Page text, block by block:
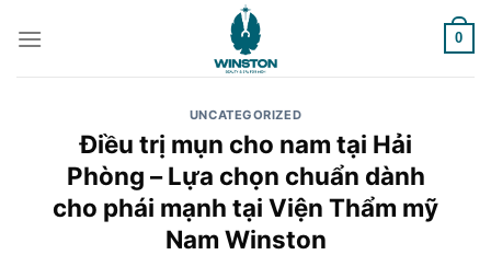
0
UNCATEGORIZED
Điều trị mụn cho nam tại Hải
Phòng – Lựa chọn chuẩn dành
cho phái mạnh tại Viện Thẩm mỹ
Nam Winston